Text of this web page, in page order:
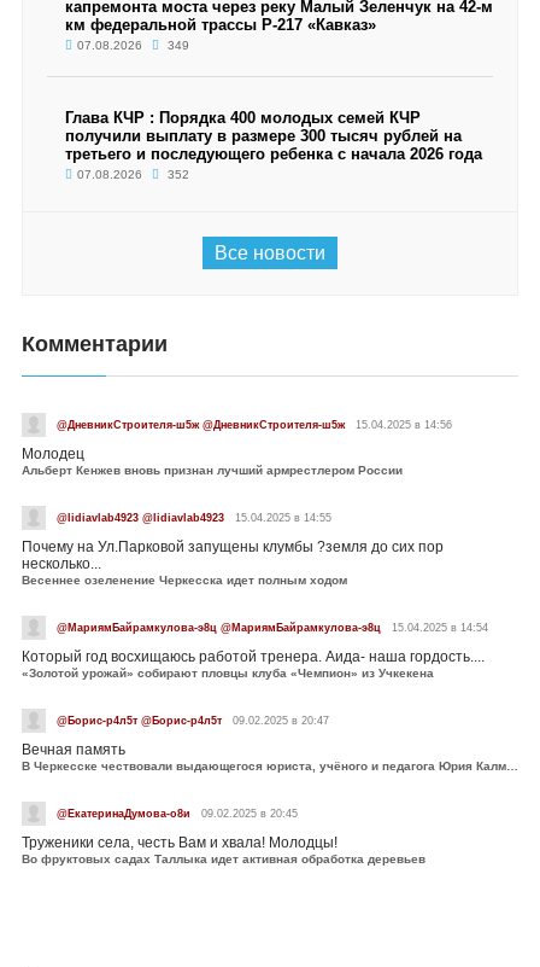
капремонта моста через реку Малый Зеленчук на 42-м
км федеральной трассы Р-217 «Кавказ»
07.08.2026 349
Глава КЧР : Порядка 400 молодых семей КЧР
получили выплату в размере 300 тысяч рублей на
третьего и последующего ребенка с начала 2026 года
07.08.2026 352
Все новости
Комментарии
@ДневникСтроителя-ш5ж @ДневникСтроителя-ш5ж 15.04.2025 в 14:56
Молодец
Альберт Кенжев вновь признан лучший армрестлером России
@lidiavlab4923 @lidiavlab4923 15.04.2025 в 14:55
Почему на Ул.Парковой запущены клумбы ?земля до сих пор
несколько...
Весеннее озеленение Черкесска идет полным ходом
@МариямБайрамкулова-э8ц @МариямБайрамкулова-э8ц 15.04.2025 в 14:54
Который год восхищаюсь работой тренера. Аида- наша гордость....
«Золотой урожай» собирают пловцы клуба «Чемпион» из Учкекена
@Борис-р4л5т @Борис-р4л5т 09.02.2025 в 20:47
Вечная память
В Черкесске чествовали выдающегося юриста, учёного и педагога Юрия Калмыкова
@ЕкатеринаДумова-о8и 09.02.2025 в 20:45
Труженики села, честь Вам и хвала! Молодцы!
Во фруктовых садах Таллыка идет активная обработка деревьев